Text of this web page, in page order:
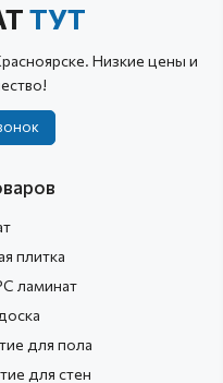
ТУТ
Низкие цены и
плитка
ламинат
для пола
для стен